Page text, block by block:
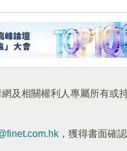
及相關權利人專屬所有或
，獲得書面確